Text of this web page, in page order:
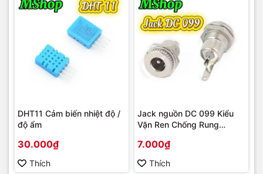
DHT11 Cảm biến nhiệt độ /
độ ẩm
30.000₫
Thích
Jack nguồn DC 099 Kiểu
Vặn Ren Chống Rung
7.000₫
Thích